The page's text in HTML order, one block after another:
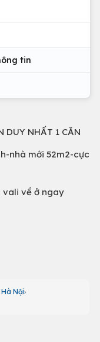
tin
DUY NHẤT 1 CĂN
nhà mới 52m2-cực
vali về ở ngay
Nội